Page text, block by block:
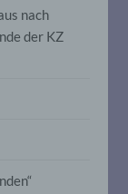
nach
der KZ
Lage,
dieser
oder